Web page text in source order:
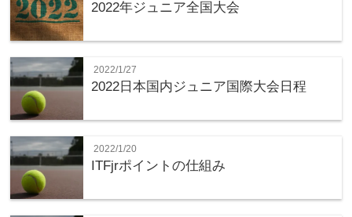
2022年ジュニア全国大会
2022/1/27
2022日本国内ジュニア国際大会日程
2022/1/20
ITFjrポイントの仕組み